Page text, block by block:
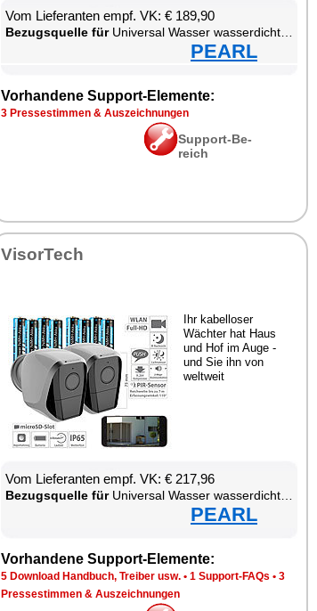
Vom Lie­fe­ran­ten empf. VK: € 189,90
Be­zugs­quel­le fürUni­ver­sal Was­ser was­ser­dich­ter W-LAN was­ser­fest staub­dicht Smart­pho­ne
PEARL
Vor­han­de­ne Sup­port-Ele­men­te:
3 Pres­se­stim­men & Aus­zeich­nun­gen
Sup­port-Be­
reich
Vi­sor­Tech
Ihr ka­bel­lo­ser
Wäch­ter hat Haus
und Hof im Au­ge -
und Sie ihn von
welt­weit
Vom Lie­fe­ran­ten empf. VK: € 217,96
Be­zugs­quel­le fürUni­ver­sal Was­ser was­ser­dich­ter W-LAN was­ser­fest staub­dicht Smart­pho­ne
PEARL
Vor­han­de­ne Sup­port-Ele­men­te:
5 Down­load Hand­buch, Trei­ber usw. • 1 Sup­port-FAQs • 3
Pres­se­stim­men & Aus­zeich­nun­gen